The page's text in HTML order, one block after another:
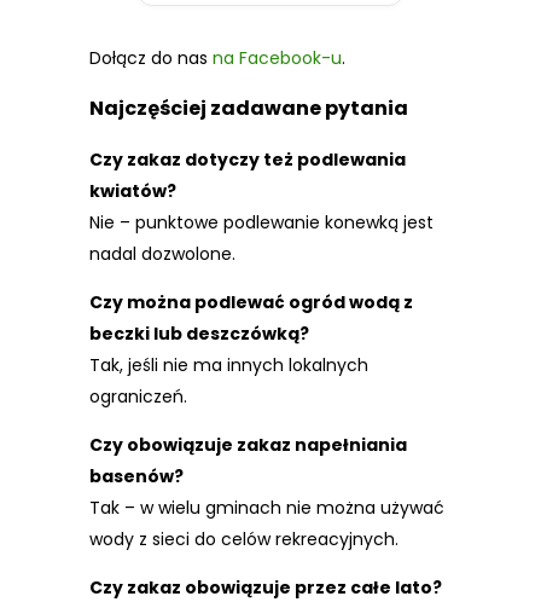
Dołącz do nas na Facebook-u.
Najczęściej zadawane pytania
Czy zakaz dotyczy też podlewania
kwiatów?
Nie – punktowe podlewanie konewką jest
nadal dozwolone.
Czy można podlewać ogród wodą z
beczki lub deszczówką?
Tak, jeśli nie ma innych lokalnych
ograniczeń.
Czy obowiązuje zakaz napełniania
basenów?
Tak – w wielu gminach nie można używać
wody z sieci do celów rekreacyjnych.
Czy zakaz obowiązuje przez całe lato?